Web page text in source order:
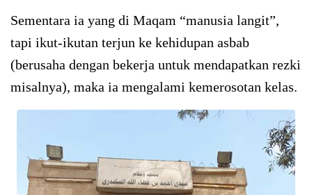
Sementara ia yang di Maqam “manusia langit”,
tapi ikut-ikutan terjun ke kehidupan asbab
(berusaha dengan bekerja untuk mendapatkan rezki
misalnya), maka ia mengalami kemerosotan kelas.